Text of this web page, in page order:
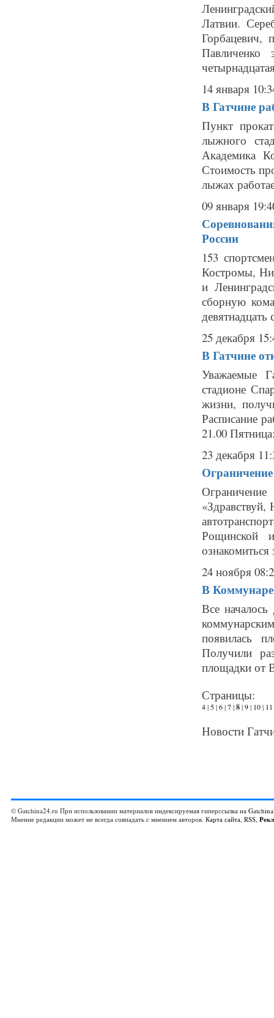
Латвии.
Горбацевич,
14 января
В Гатчине
Пункт
лыжного
Академика
Стоимость
лыжах
09 января
России
153
Костромы,
и
сборную
25 декабря
В Гатчине
Уважаемые
стадионе
жизни,
Расписание
21.00
23 декабря
«Здравствуй,
Рощинской
ознакомиться
24 ноября
В
Все
появилась
Получили
площадки от
Страницы:
4| 5|6|7|8|9| 10| 11
Новости
© Gatchina24.ru При использовании материалов индексируемая гиперссылка на
Мнение редакции может не всегда совпадать с мнением авторов. Карта сайта, RSS,